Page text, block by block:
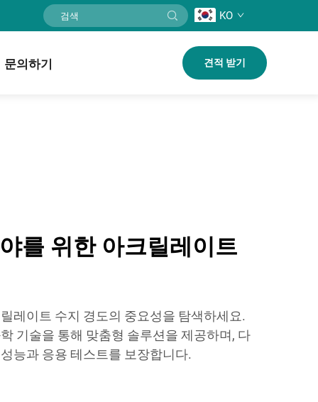
KO
문의하기 견적 받기
를 위한 아크릴레이트
레이트 수지 경도의 중요성을 탐색하세요.
기술을 통해 맞춤형 솔루션을 제공하며, 다
능과 응용 테스트를 보장합니다.